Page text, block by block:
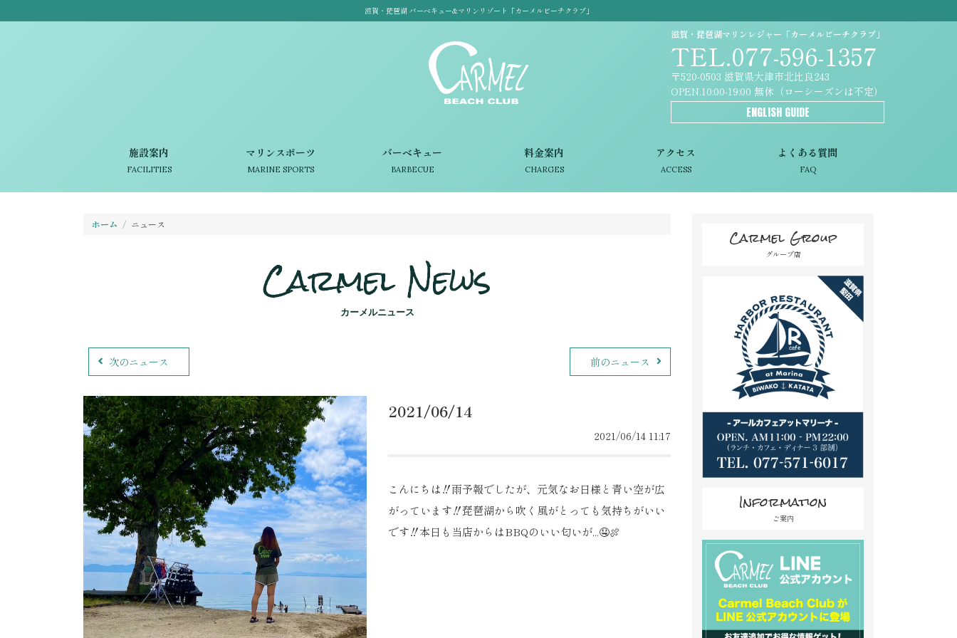
滋賀・琵琶湖 バーベキュー&マリンリゾート「カーメルビーチクラブ」
施設案内
FACILITIES
マリンスポーツ
MARINE SPORTS
バーベキュー
BARBECUE
料金案内
CHARGES
アクセス
ACCESS
よくある質問
FAQ
滋賀・琵琶湖マリンレジャー「カーメルビーチクラブ」
TEL.077-596-1357
〒520-0503 滋賀県大津市北比良243
OPEN.10:00-19:00 無休（ローシーズンは不定）
ENGLISH GUIDE
ホーム ニュース
Carmel News
カーメルニュース
次のニュース 前のニュース
2021/06/14
2021/06/14 11:17
こんにちは‼︎雨予報でしたが、元気なお日様と青い空が広
がっています‼︎琵琶湖から吹く風がとっても気持ちがいい
です‼︎本日も当店からはBBQのいい匂いが...🤤🍖
Carmel Group
グループ店
Information
ご案内